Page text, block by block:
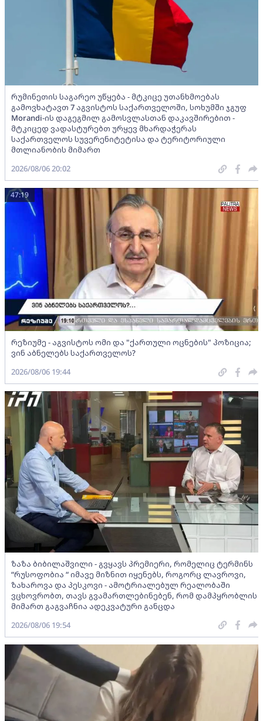
რუმინეთის საგარეო უწყება - მტკიცე უთანხმოებას
გამოვხატავთ 7 აგვისტოს საქართველოში, სოხუმში ჯგუფ
Morandi-ის დაგეგმილ გამოსვლასთან დაკავშირებით -
მტკიცედ ვადასტურებთ ურყევ მხარდაჭერას
საქართველოს სუვერენიტეტისა და ტერიტორიული
მთლიანობის მიმართ
2026/08/06 20:02
რეზიუმე - აგვისტოს ომი და "ქართული ოცნების" პოზიცია;
ვინ აბნელებს საქართველოს?
47:19
2026/08/06 19:44
ზაზა ბიბილაშვილი - გვყავს პრემიერი, რომელიც ტერმინს
“რუსოფობია “ იმავე მიზნით იყენებს, როგორც ლავროვი,
ზახაროვა და პესკოვი - ამოტრიალებულ რეალობაში
ვცხოვრობთ, თავს გვამართლებინებენ, რომ დამპყრობლის
მიმართ გაგვაჩნია ადეკვატური განცდა
2026/08/06 19:54